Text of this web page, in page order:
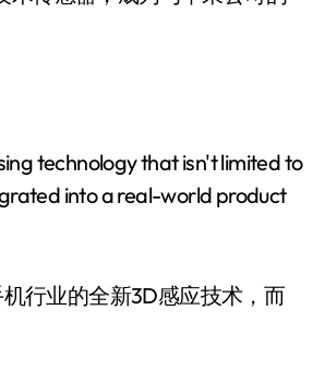
technology that isn't limited to
into a real-world product
行业的全新3D感应技术，而